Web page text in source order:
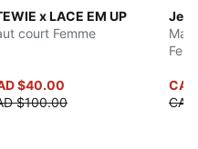
x LACE EM UP
court Femme
$40.00
$100.00
Jer-